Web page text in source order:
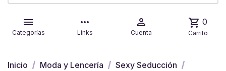

Categorías
more_horiz
Links

Cuenta
shopping_cart 0
Carrito
Inicio Moda y Lencería
Sexy Seducción